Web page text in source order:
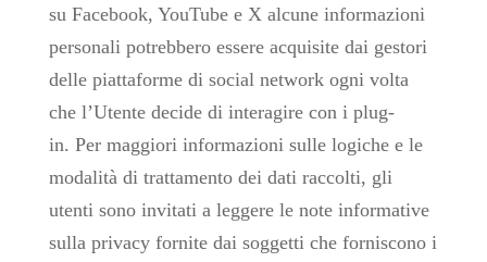
su Facebook, YouTube e X alcune informazioni
personali potrebbero essere acquisite dai gestori
delle piattaforme di social network ogni volta
che l’Utente decide di interagire con i plug-
in. Per maggiori informazioni sulle logiche e le
modalità di trattamento dei dati raccolti, gli
utenti sono invitati a leggere le note informative
sulla privacy fornite dai soggetti che forniscono i